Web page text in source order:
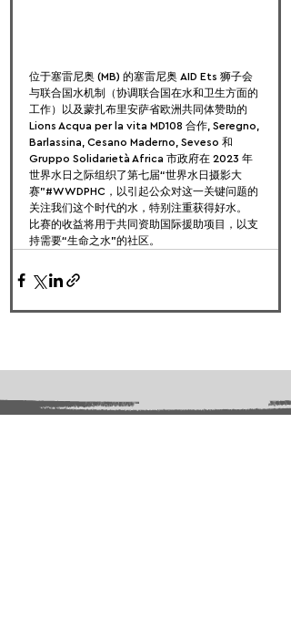
位于塞雷尼奥 (MB) 的塞雷尼奥 AID Ets 狮子会
与联合国水机制（协调联合国在水和卫生方面的
工作）以及蒙扎布里安萨省欧洲共同体赞助的
Lions Acqua per la vita MD108 合作, Seregno,
Barlassina, Cesano Maderno, Seveso 和
Gruppo Solidarietà Africa 市政府在 2023 年
世界水日之际组织了第七届“世界水日摄影大
赛”#WWDPHC，以引起公众对这一关键问题的
关注我们这个时代的水，特别注重获得好水。
比赛的收益将用于共同资助国际援助项目，以支
持需要“生命之水”的社区。